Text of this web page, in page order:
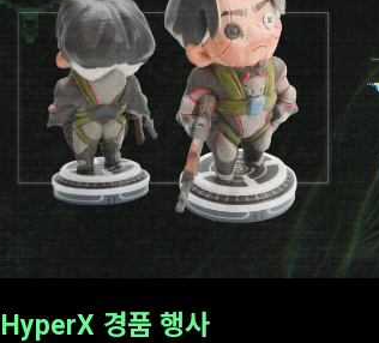
HyperX 경품 행사